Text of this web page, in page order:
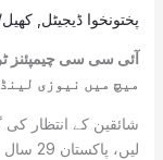
پختونخوا ڈیجیٹل کھیل
میچ میں نیوزی
شائقین کے انتظار کی
لیں،